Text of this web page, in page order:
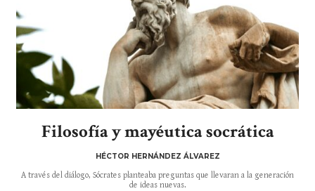
Filosofía y mayéutica socrática
HÉCTOR HERNÁNDEZ ÁLVAREZ
A través del diálogo, Sócrates planteaba preguntas que llevaran a la generación
de ideas nuevas.